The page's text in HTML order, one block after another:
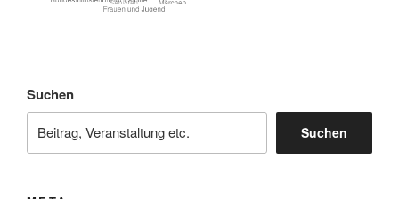
Suchen
Suchen